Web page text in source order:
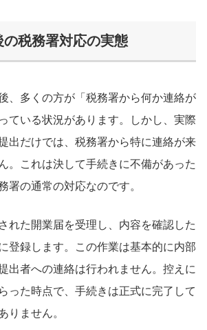
の税務署対応の実態
、多くの方が「税務署から何か連絡が
ている状況があります。しかし、実際
出だけでは、税務署から特に連絡が来
。これは決して手続きに不備があった
署の通常の対応なのです。
れた開業届を受理し、内容を確認した
登録します。この作業は基本的に内部
出者への連絡は行われません。控えに
った時点で、手続きは正式に完了して
りません。